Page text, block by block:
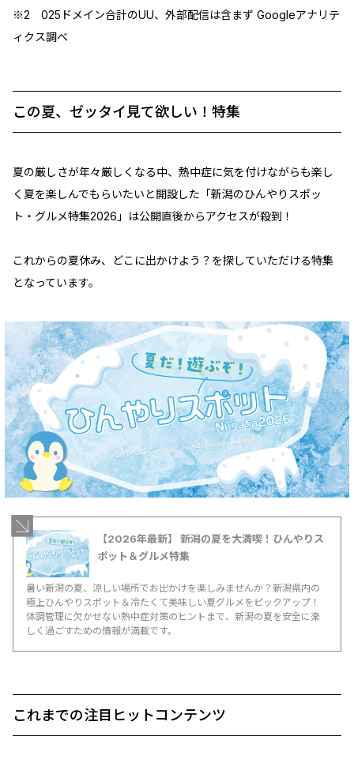
※2 025ドメイン合計のUU、外部配信は含まず Googleアナリテ
ィクス調べ
この夏、ゼッタイ見て欲しい！特集
夏の厳しさが年々厳しくなる中、熱中症に気を付けながらも楽し
く夏を楽しんでもらいたいと開設した「新潟のひんやりスポッ
ト・グルメ特集2026」は公開直後からアクセスが殺到！
これからの夏休み、どこに出かけよう？を探していただける特集
となっています。
【2026年最新】 新潟の夏を大満喫！ひんやりス
ポット＆グルメ特集
暑い新潟の夏、涼しい場所でお出かけを楽しみませんか？新潟県内の
極上ひんやりスポット＆冷たくて美味しい夏グルメをピックアップ！
体調管理に欠かせない熱中症対策のヒントまで、新潟の夏を安全に楽
しく過ごすための情報が満載です。
これまでの注目ヒットコンテンツ